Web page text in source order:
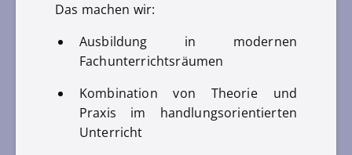
Das machen wir:
Ausbildung in modernen
Fachunterrichtsräumen
Kombination von Theorie und
Praxis im handlungsorientierten
Unterricht